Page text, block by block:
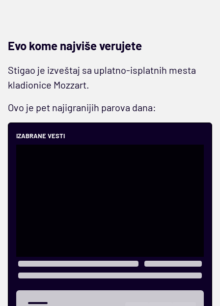
Evo kome najviše verujete
Stigao je izveštaj sa uplatno-isplatnih mesta
kladionice Mozzart.
Ovo je pet najigranijih parova dana:
IZABRANE VESTI